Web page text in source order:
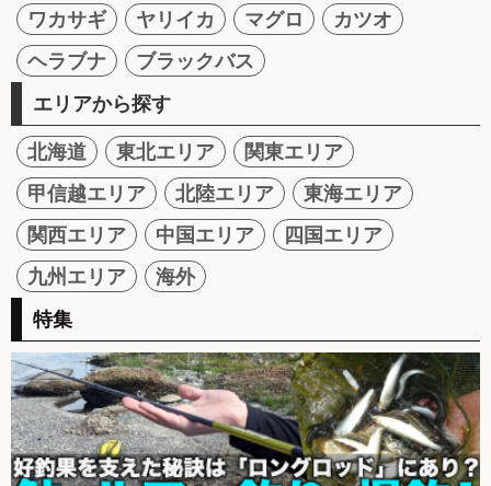
ワカサギ
ヤリイカ マグロ
カツオ
ヘラブナ
ブラックバス
エリアから探す
北海道 東北エリア
関東エリア
甲信越エリア
北陸エリア
東海エリア
関西エリア
中国エリア
四国エリア
九州エリア
海外
特集